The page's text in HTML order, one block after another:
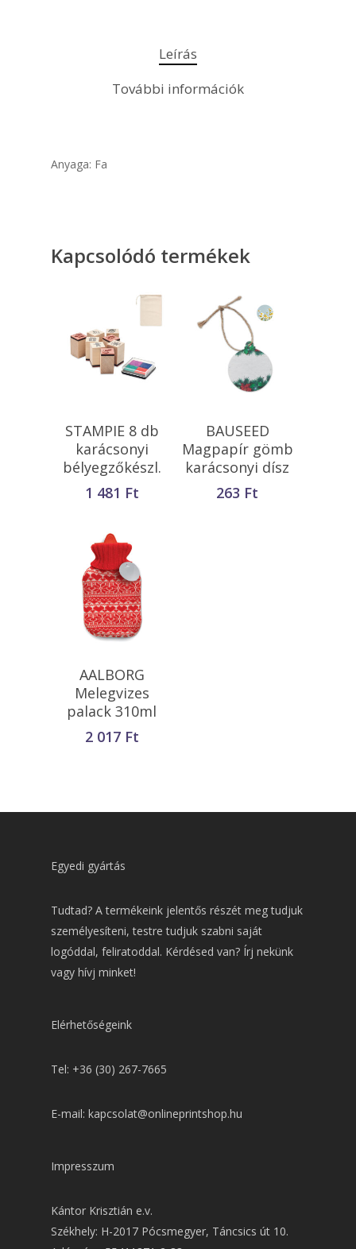
Leírás
További információk
Anyaga: Fa
Kapcsolódó termékek
Kosárba
Teszem
STAMPIE 8 db
karácsonyi
bélyegzőkészl.
1 481 Ft
Kosárba
Teszem
BAUSEED
Magpapír gömb
karácsonyi dísz
263 Ft
Kosárba
Teszem
AALBORG
Melegvizes
palack 310ml
2 017 Ft
Egyedi gyártás
Tudtad? A termékeink jelentős részét meg tudjuk
személyesíteni, testre tudjuk szabni saját
logóddal, feliratoddal. Kérdésed van? Írj nekünk
vagy hívj minket!
Elérhetőségeink
Tel: +36 (30) 267-7665
E-mail: kapcsolat@onlineprintshop.hu
Impresszum
Kántor Krisztián e.v.
Székhely: H-2017 Pócsmegyer, Táncsics út 10.